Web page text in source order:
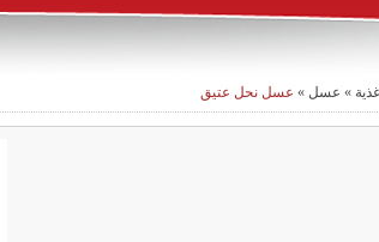
أغذية » عسل » عسل نحل عتيق